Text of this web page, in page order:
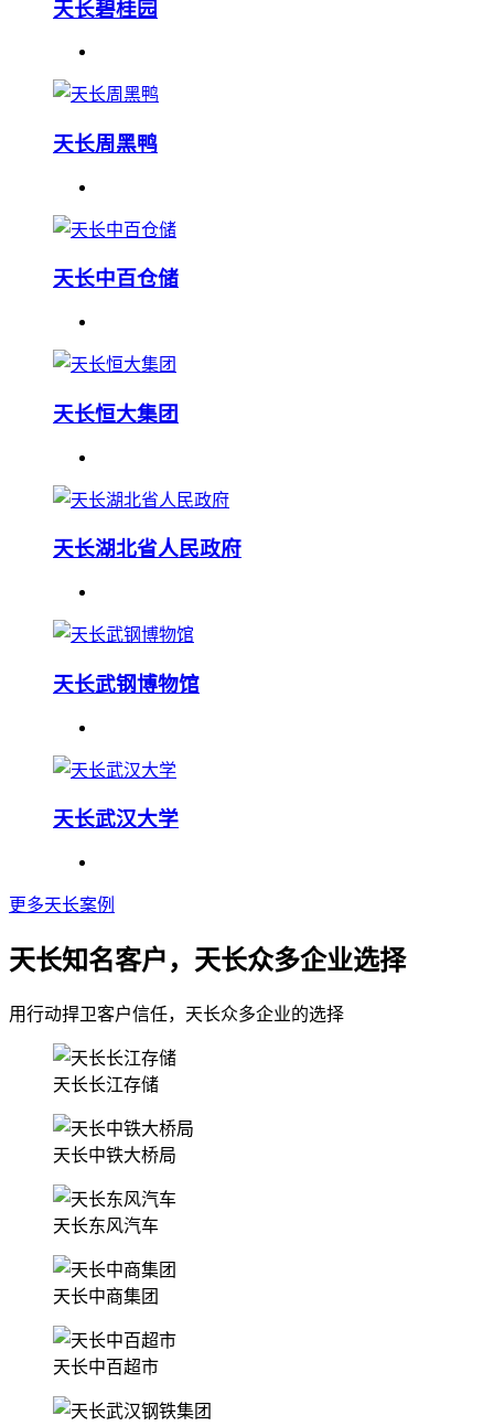
天长碧桂园
天长周黑鸭
天长中百仓储
天长恒大集团
天长湖北省人民政府
天长武钢博物馆
天长武汉大学
更多天长案例
天长知名客户，天长众多企业选择
用行动捍卫客户信任，天长众多企业的选择
天长长江存储
天长中铁大桥局
天长东风汽车
天长中商集团
天长中百超市